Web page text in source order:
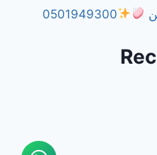
0501949300